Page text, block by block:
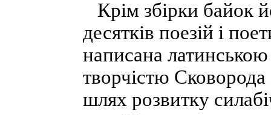
Крім збірки байок
десятків поезій і
написана
творчістю
шлях розвитку